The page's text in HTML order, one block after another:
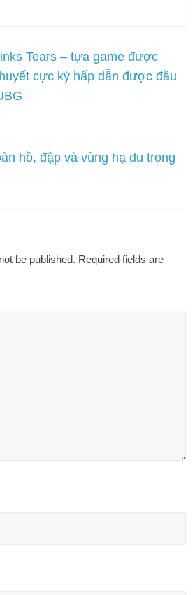
Tears – tựa game được
cực kỳ hấp dẫn được đầu
hồ, đập và vùng hạ du trong
be published. Required fields are